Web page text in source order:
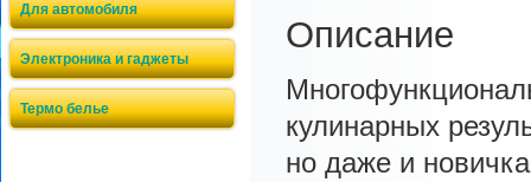
Для автомобиля
Электроника и гаджеты
Термо белье
Описание
кулинарных
но даже и